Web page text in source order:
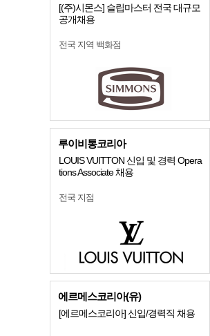
[(주)시몬스] 슬립마스터 전국 대규모
공개채용
전국 지역 백화점
루이비통코리아
LOUIS VUITTON 신입 및 경력 Opera
tions Associate 채용
전국 지점
에르메스코리아(유)
[에르메스코리아] 신입/경력직 채용